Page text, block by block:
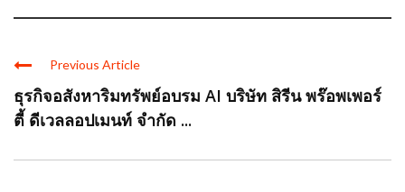
Previous Article
ธุรกิจอสังหาริมทรัพย์อบรม AI บริษัท สิรีน พร๊อพเพอร์
ตี้ ดีเวลลอปเมนท์ จำกัด ...